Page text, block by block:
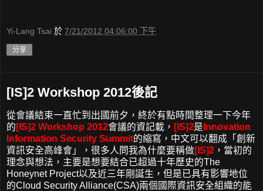
Yi-Lang Tsai 於 7/21/2012 04:06:00 下午
分享
[IS]2 Workshop 2012後記
從會議結束一直忙到出國前夕，終於有點時間整理一下今年
的 [IS]2 Workshop 2012會議的資記載， [IS]2是 Innovation
Information Security Summit的縮寫，中文可以翻成「創新
資訊安全高峰會」，很多人問我為什麼要稱做[IS]2 ，當初的
理念與想法，主要是想要結合已超過十年歷史的The
Honeynet Project以及近三年剛誕生，但是已具有影響地位
的Cloud Security Alliance(CSA)兩個國際資訊安全組織的能